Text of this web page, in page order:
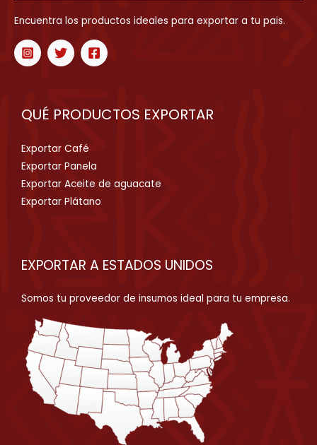
Encuentra los productos ideales para exportar a tu pais.
QUÉ PRODUCTOS EXPORTAR
Exportar Café
Exportar Panela
Exportar Aceite de aguacate
Exportar Plátano
EXPORTAR A ESTADOS UNIDOS
Somos tu proveedor de insumos ideal para tu empresa.